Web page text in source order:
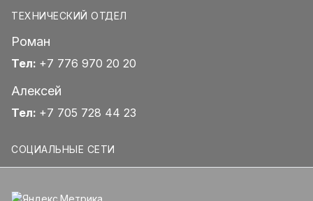
ТЕХНИЧЕСКИЙ ОТДЕЛ
Роман
Тел: +7 776 970 20 20
Алексей
Тел: +7 705 728 44 23
СОЦИАЛЬНЫЕ СЕТИ